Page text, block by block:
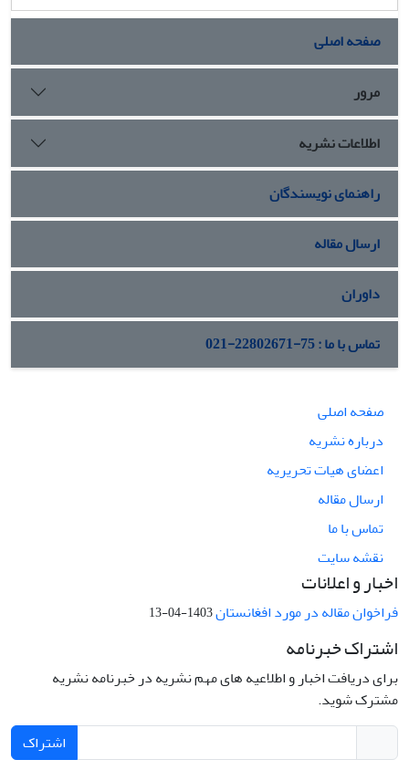
صفحه اصلی
مرور
اطلاعات نشریه
راهنمای نویسندگان
ارسال مقاله
داوران
تماس با ما : 75-22802671-021
صفحه اصلی
درباره نشریه
اعضای هیات تحریریه
ارسال مقاله
تماس با ما
نقشه سایت
اخبار و اعلانات
فراخوان مقاله در مورد افغانستان1403-04-13
اشتراک خبرنامه
برای دریافت اخبار و اطلاعیه های مهم نشریه در خبرنامه نشریه
مشترک شوید.
اشتراک